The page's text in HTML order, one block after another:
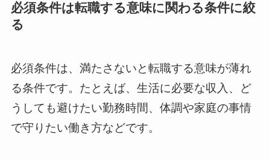
必須条件は転職する意味に関わる条件に絞
る
必須条件は、満たさないと転職する意味が薄れ
る条件です。たとえば、生活に必要な収入、ど
うしても避けたい勤務時間、体調や家庭の事情
で守りたい働き方などです。